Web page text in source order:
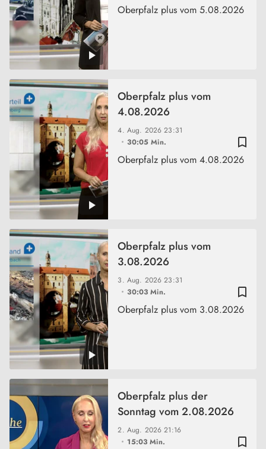
Oberpfalz plus vom 5.08.2026
bookmark_border
4. Aug. 202623:31
30:05 Min.
Oberpfalz plus vom
4.08.2026
Oberpfalz plus vom 4.08.2026
bookmark_border
3. Aug. 202623:31
30:03 Min.
Oberpfalz plus vom
3.08.2026
Oberpfalz plus vom 3.08.2026
bookmark_border
2. Aug. 202621:16
15:03 Min.
Oberpfalz plus der
Sonntag vom 2.08.2026